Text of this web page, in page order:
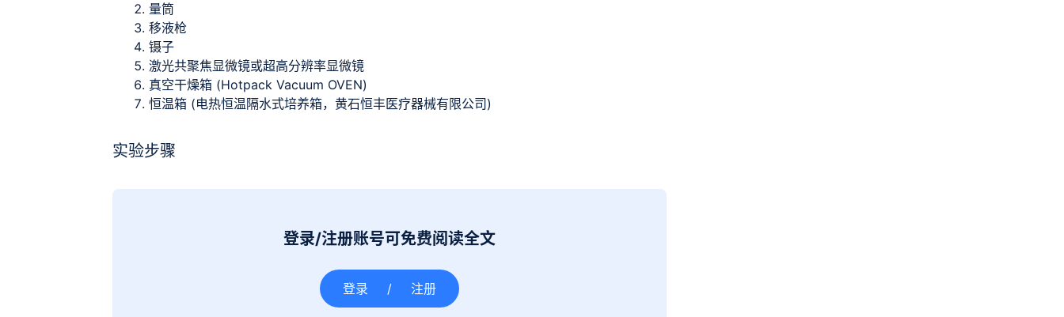
量筒
移液枪
镊子
激光共聚焦显微镜或超高分辨率显微镜
真空干燥箱 (Hotpack Vacuum OVEN)
恒温箱 (电热恒温隔水式培养箱，黄石恒丰医疗器械有限公司)
实验步骤
登录/注册账号可免费阅读全文
登录 / 注册